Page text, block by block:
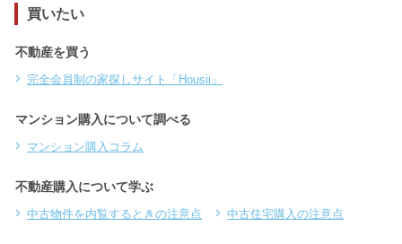
買いたい
不動産を買う
完全会員制の家探しサイト「Housii」
マンション購入について調べる
マンション購入コラム
不動産購入について学ぶ
中古物件を内覧するときの注意点 中古住宅購入の注意点